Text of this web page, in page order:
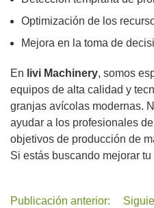
Optimización de los
Mejora en la toma de
En livi Machinery, somos
equipos de alta calidad y
granjas avícolas modernas.
ayudar a los profesionales
objetivos de producción de
Si estás buscando mejorar
Publicación anterior: